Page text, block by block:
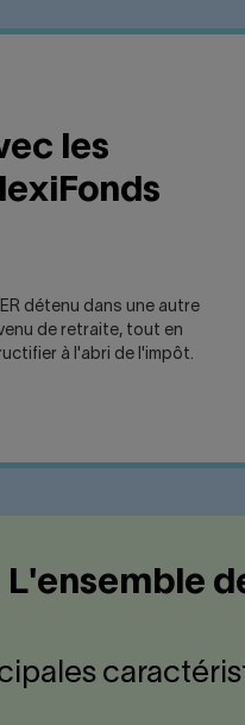
les
détenu dans une autre
de retraite, tout en
à l'abri de l'impôt.
L'ensemble